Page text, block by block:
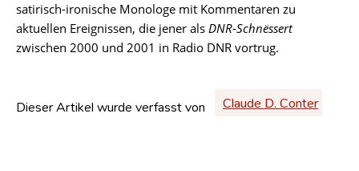
satirisch-ironische Monologe mit Kommentaren zu
aktuellen Ereignissen, die jener als DNR-Schnëssert
zwischen 2000 und 2001 in Radio DNR vortrug.
Dieser Artikel wurde verfasst von Claude D. Conter